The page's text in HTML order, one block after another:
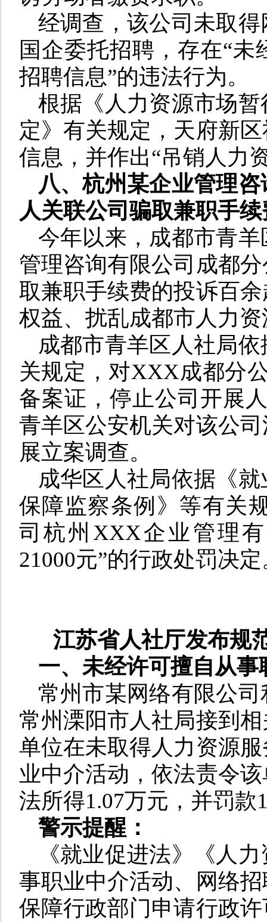
经调查，该公司未取
国企委托招聘，存在“
招聘信息”的违法行为。
根据《人力资源市场
定》有关规定，天府新区
信息，并作出“吊销人力
八、杭州某企业管理
人关联公司骗取兼职手
今年以来，成都市青
管理咨询有限公司成都
取兼职手续费的投诉百
权益、扰乱成都市人力
成都市青羊区人社局
关规定，对XXX成都分
备案证，停止公司开展
青羊区公安机关对该公
展立案调查。
成华区人社局依据《
保障监察条例》等有关
司杭州XXX企业管理
21000元”的行政处罚决定
江苏省人社厅发布规
一、未经许可擅自从事
常州市某网络有限公
常州溧阳市人社局接到
单位在未取得人力资源
业中介活动，依法责令
法所得1.07万元，并罚款
警示提醒：
《就业促进法》《人
事职业中介活动、网络
保障行政部门申请行政